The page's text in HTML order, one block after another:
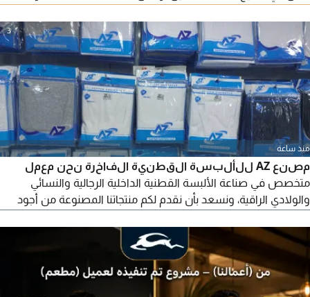
3
منذ ساعة
مصنع AZ للألبسة القطنية الفاخرة نحن معمل
متخصص في صناعة الألبسة القطنية الداخلية الرجالية والنسائي
والولادي الراقية، ونسعد بأن نقدم لكم منتجاتنا المصنوعة من أجود
لمختلف الفئات العمرية. منتجاتنا ليست شعبيه لو تدور شعبي ورخيص
فطلبك ليس لدينا) لطلب الكتالوج تواصل على الرقم - جملة